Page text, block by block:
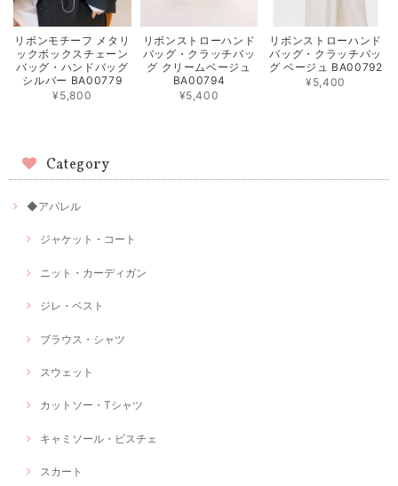
リボンモチーフ メタリ
ックボックスチェーン
バッグ・ハンドバッグ
シルバー BA00779
¥5,800
リボンストローハンド
バッグ・クラッチバッ
グ クリームベージュ
BA00794
¥5,400
リボンストローハンド
バッグ・クラッチバッ
グ ベージュ BA00792
¥5,400
Category
◆アパレル
ジャケット・コート
ニット・カーディガン
ジレ・ベスト
ブラウス・シャツ
スウェット
カットソー・Tシャツ
キャミソール・ビスチェ
スカート